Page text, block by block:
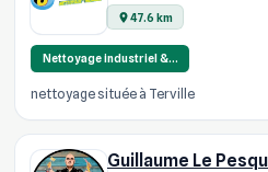
47.6 km
Nettoyage industriel &…
nettoyage située à Terville
Guillaume Le